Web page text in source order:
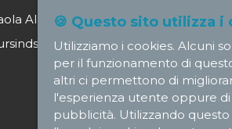
Alagia direttore@nursindsanita.it
🍪 Questo sito utilizza i
Utilizziamo i cookies. Alcuni
per il funzionamento di
altri ci permettono di
l'esperienza utente oppure
pubblicità. Utilizzando questo